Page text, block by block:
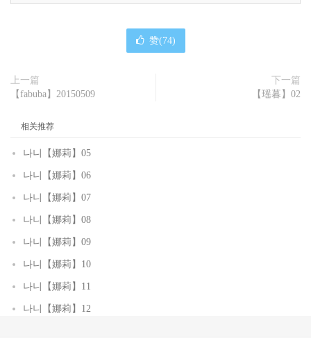
赞(74)
上一篇
【fabuba】20150509
下一篇
【瑶暮】02
相关推荐
나니【娜莉】05
나니【娜莉】06
나니【娜莉】07
나니【娜莉】08
나니【娜莉】09
나니【娜莉】10
나니【娜莉】11
나니【娜莉】12